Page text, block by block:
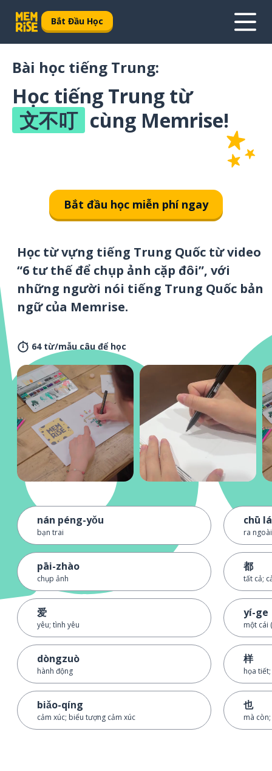
Bắt Đầu Học
Bài học tiếng Trung:
Học tiếng Trung từ
文不叮 cùng Memrise!
Bắt đầu học miễn phí ngay
Học từ vựng tiếng Trung Quốc từ video
“6 tư thế để chụp ảnh cặp đôi”, với
những người nói tiếng Trung Quốc bản
ngữ của Memrise.
64 từ/mẫu câu để học
nán péng-yǒu
bạn trai
pāi-zhào
chụp ảnh
爱
yêu; tình yêu
dòngzuò
hành động
biǎo-qíng
cảm xúc; biểu tượng cảm xúc
chū
ra
都
tất cả;
yí-ge
một cái
样
họa
也
mà